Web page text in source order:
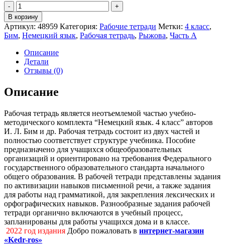
Количество
товара
Бим.
Немецкий
язык.
Рабочая
тетрадь.
4
А.
В корзину
Артикул: 48959 Категория: Рабочие тетради Метки: 4 класс,
Бим, Немецкий язык, Рабочая тетрадь, Рыжова, Часть А
Описание
Детали
Отзывы (0)
Описание
Рабочая тетрадь является неотъемлемой частью учебно-
методического комплекта “Немецкий язык. 4 класс” авторов
И. Л. Бим и др. Рабочая тетрадь состоит из двух частей и
полностью соответствует структуре учебника. Пособие
предназначено для учащихся общеобразовательных
организаций и ориентировано на требования Федерального
государственного образовательного стандарта начального
общего образования. В рабочей тетради представлены задания
по активизации навыков письменной речи, а также задания
для работы над грамматикой, для закрепления лексических и
орфографических навыков. Разнообразные задания рабочей
тетради органично включаются в учебный процесс,
запланированы для работы учащихся дома и в классе.
2022 год издания Добро пожаловать в интернет-магазин
«Kedr-ros»